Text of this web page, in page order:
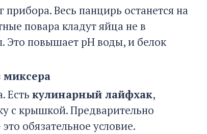
Весь панцирь останется на
повара кладут яйца не в
Это повышает pH воды, и белок
миксера
Есть кулинарный лайфхак,
с крышкой. Предварительно
обязательное условие.